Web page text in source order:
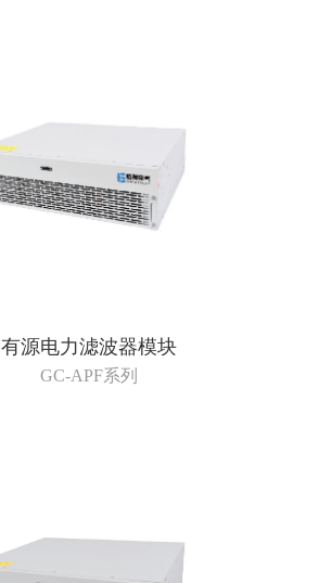
有源电力滤波器模块
GC-APF系列